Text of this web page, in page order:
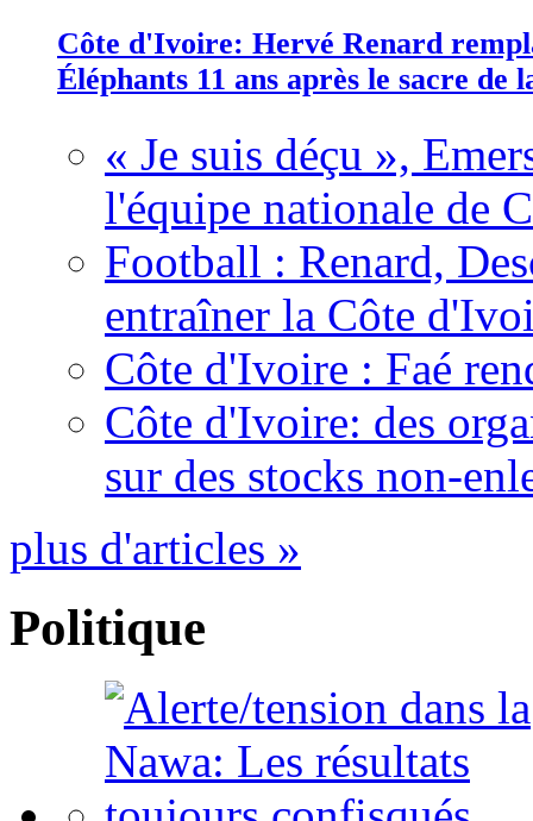
Côte d'Ivoire: Hervé Renard
Éléphants 11 ans après le sacre de
« Je suis déçu »,
l'équipe nationale de
Football : Renard,
entraîner la Côte
Côte d'Ivoire : Faé
Côte d'Ivoire: des
sur des stocks non-
plus d'articles »
Politique